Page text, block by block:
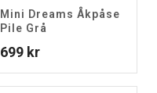
Mini Dreams Åkpåse
Pile Grå
699 kr